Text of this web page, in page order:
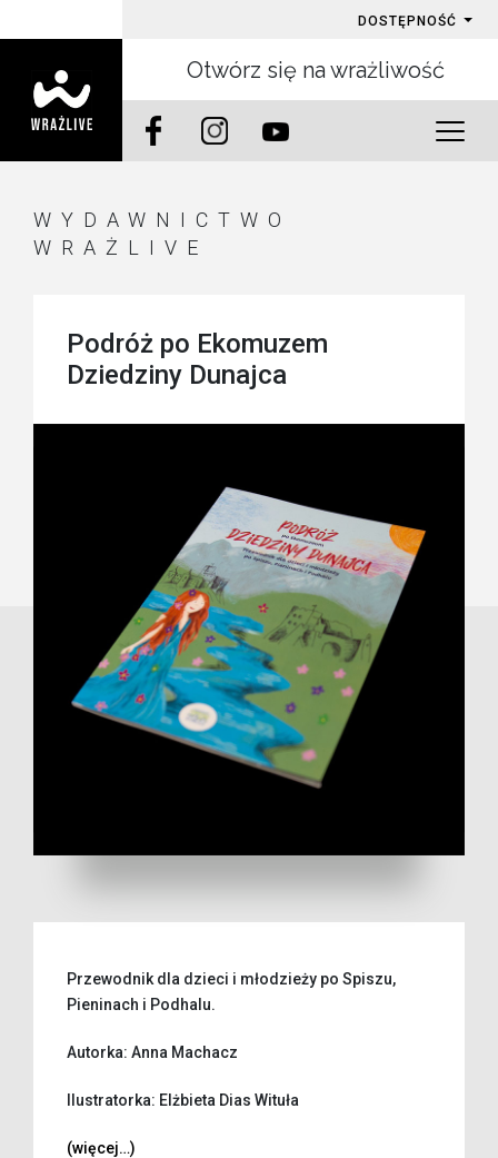
DOSTĘPNOŚĆ
Otwórz się na wrażliwość
WYDAWNICTWO
WRAŻLIVE
Podróż po Ekomuzem
Dziedziny Dunajca
Przewodnik dla dzieci i młodzieży po Spiszu,
Pieninach i Podhalu.
Autorka: Anna Machacz
Ilustratorka: Elżbieta Dias Wituła
(więcej…)